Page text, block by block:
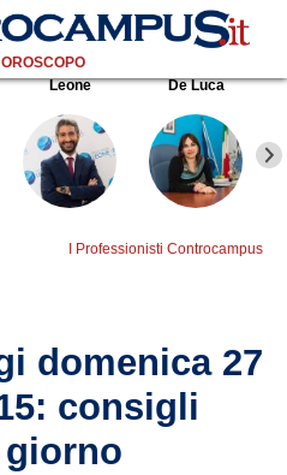
OROSCOPO
Leone De Luca
I Professionisti Controcampus
domenica 27
consigli